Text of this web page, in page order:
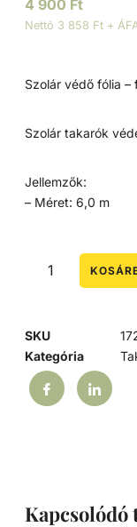
4 900 Ft
Nettó 3 858 Ft +
Szolár védő fólia –
Szolár takarók
Jellemzők:
– Méret: 6,0 m
SKU
Kategória
Kapcsolódó